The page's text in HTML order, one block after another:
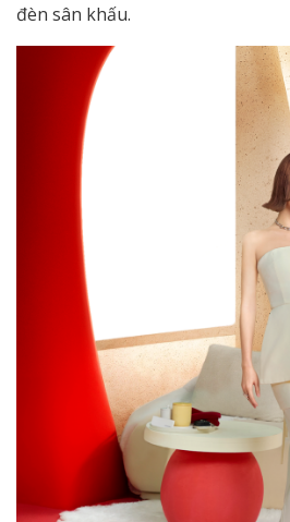
đèn sân khấu.